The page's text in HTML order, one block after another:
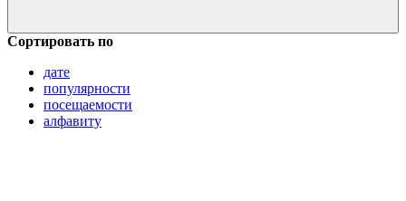
Сортировать по
дате
популярности
посещаемости
алфавиту